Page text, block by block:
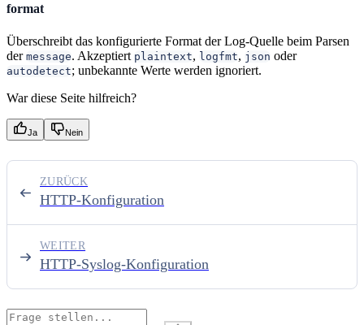
format
Überschreibt das konfigurierte Format der Log-Quelle beim Parsen
der message. Akzeptiert plaintext, logfmt, json oder
autodetect; unbekannte Werte werden ignoriert.
War diese Seite hilfreich?
Ja Nein
HTTP-Konfiguration
ZURÜCK
HTTP-Syslog-Konfiguration
WEITER